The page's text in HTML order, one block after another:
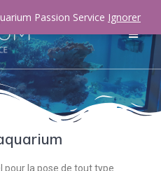
pour la pose de tout type
Passion Service Ignorer